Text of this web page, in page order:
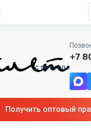
C 1995 ГОДА
+7
Получить оптовый